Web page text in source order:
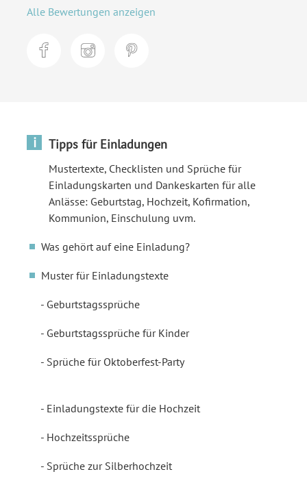
Alle Bewertungen anzeigen
i Tipps für Einladungen
Mustertexte, Checklisten und Sprüche für
Einladungskarten und Dankeskarten für alle
Anlässe: Geburtstag, Hochzeit, Kofirmation,
Kommunion, Einschulung uvm.
Was gehört auf eine Einladung?
Muster für Einladungstexte
Geburtstagssprüche
Geburtstagssprüche für Kinder
Sprüche für Oktoberfest-Party
Einladungstexte für die Hochzeit
Hochzeitssprüche
Sprüche zur Silberhochzeit